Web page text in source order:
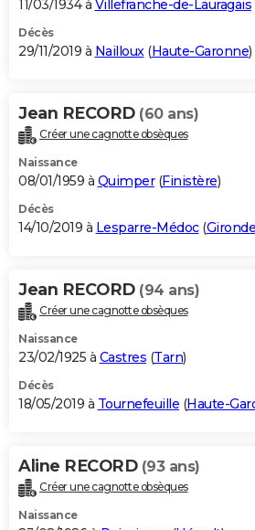
11/03/1934 à Villefranche-de-Lauragais
Décès
29/11/2019 à Nailloux(Haute-Garonne)
Jean RECORD (60 ans)
Créer une cagnotte obsèques
Naissance
08/01/1959 à Quimper(Finistère)
Décès
14/10/2019 à Lesparre-Médoc(Gironde
Jean RECORD (94 ans)
Créer une cagnotte obsèques
Naissance
23/02/1925 à Castres (Tarn)
Décès
18/05/2019 à Tournefeuille (Haute-
Aline RECORD (93 ans)
Créer une cagnotte obsèques
Naissance